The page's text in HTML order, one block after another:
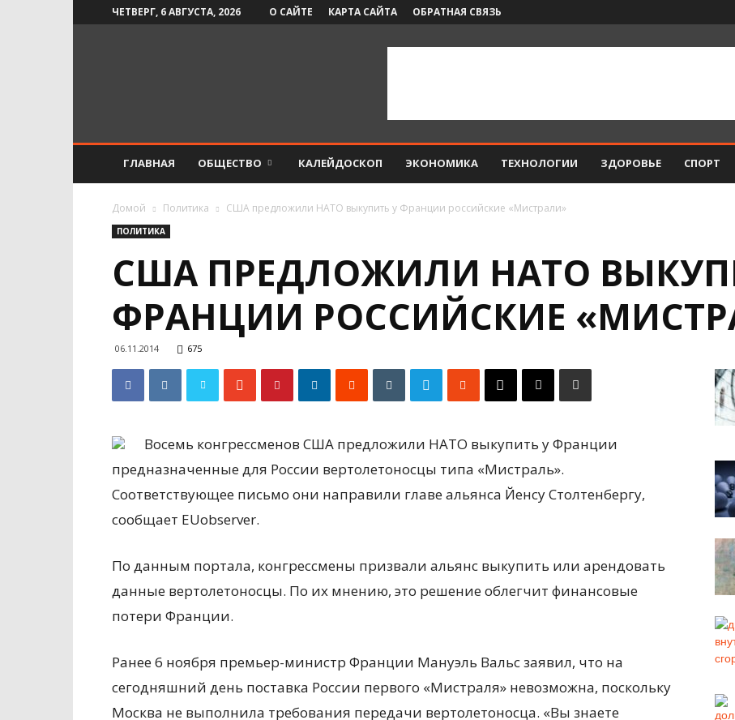
ЧЕТВЕРГ, 6 АВГУСТА, 2026 О САЙТЕ КАРТА САЙТА ОБРАТНАЯ СВЯЗЬ
ГЛАВНАЯ ОБЩЕСТВО КАЛЕЙДОСКОП ЭКОНОМИКА ТЕХНОЛОГИИ ЗДОРОВЬЕ СПОРТ
Домой Политика США предложили НАТО выкупить у Франции российские «Мистрали»
ПОЛИТИКА
США ПРЕДЛОЖИЛИ НАТО
ФРАНЦИИ РОССИЙСКИЕ
06.11.2014 675
Восемь конгрессменов США предложили НАТО выкупить у Франции
предназначенные для России вертолетоносцы типа «Мистраль».
Соответствующее письмо они направили главе альянса Йенсу Столтенбергу,
сообщает EUobserver.
По данным портала, конгрессмены призвали альянс выкупить или арендовать
данные вертолетоносцы. По их мнению, это решение облегчит финансовые
потери Франции.
Ранее 6 ноября премьер-министр Франции Мануэль Вальс заявил, что на
сегодняшний день поставка России первого «Мистраля» невозможна, поскольку
Москва не выполнила требования передачи вертолетоносца. «Вы знаете